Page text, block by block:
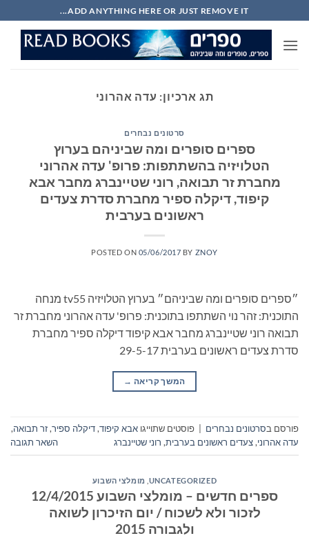
to
content
ADD ANYTHING HERE OR JUST REMOVE IT...
תג ארכיון: עדה אהרוני
סרטונים נבחרים
ספרים סופרים ומה שביניהם בערוץ
הטלויזיה בהשתתפות: פרופ' עדה אהרוני
מחברת זר תבואה, רוני שטיינברג מחבר אבא
קיפוד, דיקלה ספיר מחברת סדרת צעדים
ראשונים בערבית
POSTED ON 05/06/2017 BY ZNOY
״ספרים סופרים ומה שביניהם״ בערוץ הטלויזיה tv55 מנחה
התוכנית: זהר נוי השתתפו בתוכנית: פרופ' עדה אהרוני מחברת זר
תבואה רוני שטיינברג מחבר אבא קיפוד דיקלה ספיר מחברת
סדרת צעדים ראשונים בערבית 29-5-17
המשך קריאה →
פורסם בסרטונים נבחרים פוסטים שתוייגו אבא קיפוד,דיקלה ספיר,זר תבואה,
עדה אהרוני,צעדים ראשונים בערבית, רוני שטיינברג השאר תגובה
UNCATEGORIZED מומלצי השבוע
ספרים חדשים – מומלצי השבוע 12/4/2015
לזכור ולא לשכוח / יום הזיכרון לשואה
ולגבורה 2015